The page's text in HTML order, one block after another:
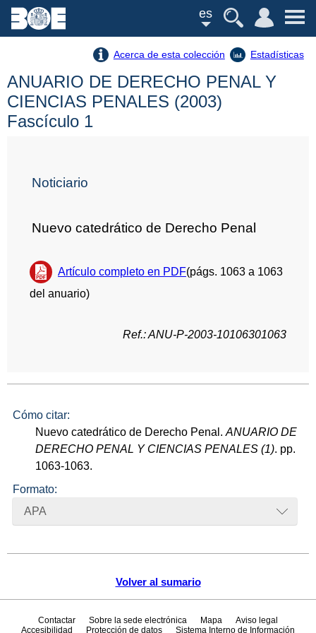
es
Acerca de esta colección Estadísticas
Volver al sumario
ANUARIO DE DERECHO PENAL Y
CIENCIAS PENALES (2003)
Fascículo 1
Noticiario
Nuevo catedrático de Derecho Penal
Artículo completo en PDF(págs. 1063 a 1063
del anuario)
Ref.: ANU-P-2003-10106301063
Cómo citar:
Nuevo catedrático de Derecho Penal.ANUARIO DE
DERECHO PENAL Y CIENCIAS PENALES (1). pp.
1063-1063.
Formato:
APA
Contactar Sobre la sede electrónica Mapa
Aviso legal
Accesibilidad
Protección de datos Sistema Interno de Información